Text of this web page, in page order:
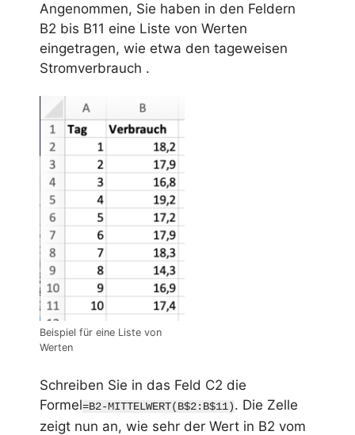
Angenommen, Sie haben in den Feldern
B2 bis B11 eine Liste von Werten
eingetragen, wie etwa den tageweisen
Stromverbrauch .
Beispiel für eine Liste von
Werten
Schreiben Sie in das Feld C2 die
Formel=B2-MITTELWERT(B$2:B$11). Die Zelle
zeigt nun an, wie sehr der Wert in B2 vom